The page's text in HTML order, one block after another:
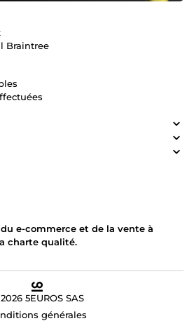
Braintree
e-commerce et de la vente à
charte qualité.
5EUROS SAS
générales